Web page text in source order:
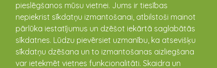
pieslēgšanos mūsu vietnei. Jums ir tiesības
nepiekrist sīkdatņu izmantošanai, atbilstoši mainot
pārlūka iestatījumus un dzēšot iekārtā saglabātās
sīkdatnes. Lūdzu pievērsiet uzmanību, ka atsevišķu
sīkdatņu dzēšana un to izmantošanas aizliegšana
var ietekmēt vietnes funkcionalitāti. Skaidra un